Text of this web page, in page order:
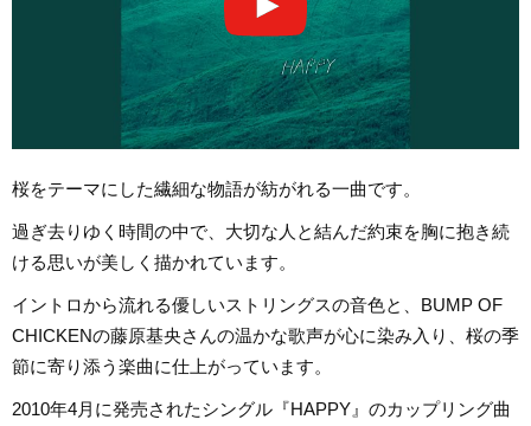
桜をテーマにした繊細な物語が紡がれる一曲です。
過ぎ去りゆく時間の中で、大切な人と結んだ約束を胸に抱き続
ける思いが美しく描かれています。
イントロから流れる優しいストリングスの音色と、BUMP OF
CHICKENの藤原基央さんの温かな歌声が心に染み入り、桜の季
節に寄り添う楽曲に仕上がっています。
2010年4月に発売されたシングル『HAPPY』のカップリング曲